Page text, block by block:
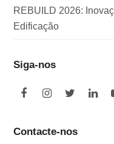
REBUILD 2026:
Edificação
Siga-nos
F
e
I
t
T
t
L
Contacte-nos